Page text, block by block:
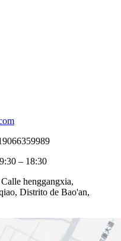
– 18:30
henggangxia,
Distrito de Bao'an,